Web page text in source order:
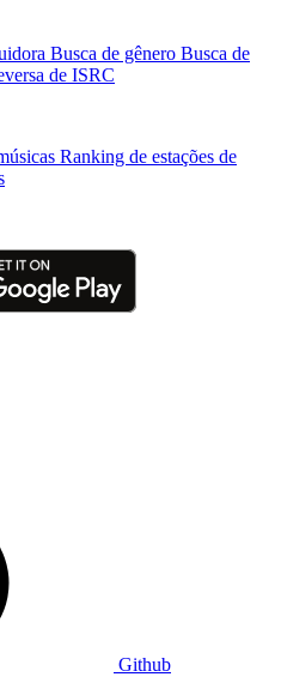
Busca de gênero Busca de
de ISRC
Ranking de estações de
Github